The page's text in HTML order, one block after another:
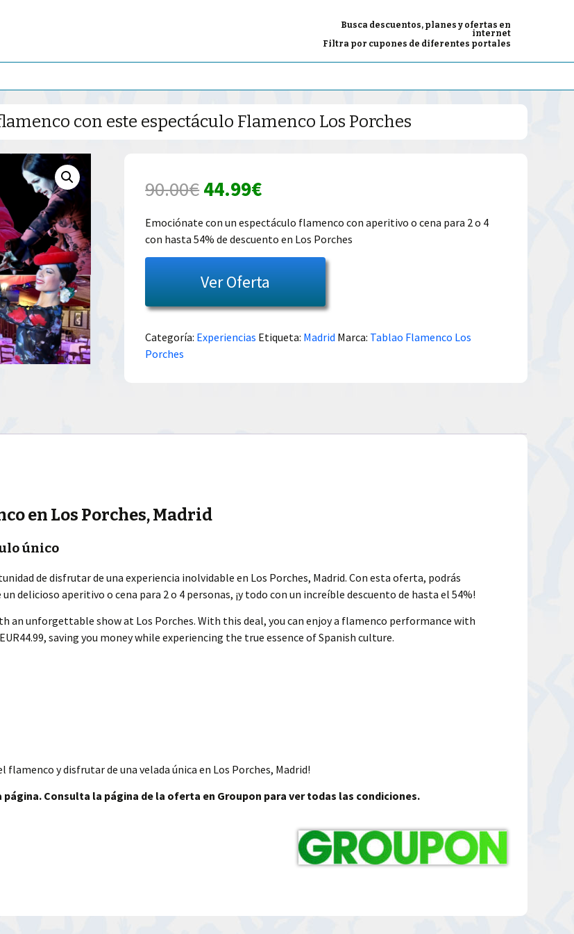
Busca descuentos, planes y ofertas en
internet
Filtra por cupones de diferentes portales
con este espectáculo Flamenco Los Porches
90.00€El
precio
original
era:
90.00€.
44.99€El
precio
actual
es:
44.99€.
Emociónate con un espectáculo flamenco con aperitivo o cena para 2 o 4
con hasta 54% de descuento en Los Porches
Ver Oferta
Categoría: Experiencias Etiqueta: Madrid Marca: Tablao Flamenco Los
Porches
en Los Porches, Madrid
único
de disfrutar de una experiencia inolvidable en Los Porches, Madrid. Con esta oferta, podrás
delicioso aperitivo o cena para 2 o 4 personas, ¡y todo con un increíble descuento de hasta el 54%!
unforgettable show at Los Porches. With this deal, you can enjoy a flamenco performance with
saving you money while experiencing the true essence of Spanish culture.
y disfrutar de una velada única en Los Porches, Madrid!
Consulta la página de la oferta en Groupon para ver todas las condiciones.